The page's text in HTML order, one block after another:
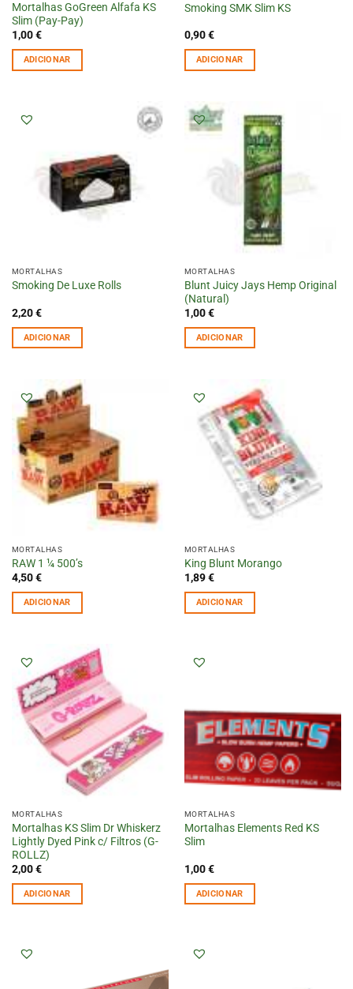
Mortalhas GoGreen Alfafa KS
Slim (Pay-Pay)
1,00€
ADICIONAR
Smoking SMK Slim KS
0,90€
ADICIONAR
MORTALHAS
Smoking De Luxe Rolls
2,20€
ADICIONAR
MORTALHAS
Blunt Juicy Jays Hemp Original
(Natural)
1,00€
ADICIONAR
MORTALHAS
RAW 1 ¼ 500’s
4,50€
ADICIONAR
MORTALHAS
King Blunt Morango
1,89€
ADICIONAR
MORTALHAS
Mortalhas KS Slim Dr Whiskerz
Lightly Dyed Pink c/ Filtros (G-
ROLLZ)
2,00€
ADICIONAR
MORTALHAS
Mortalhas Elements Red KS
Slim
1,00€
ADICIONAR